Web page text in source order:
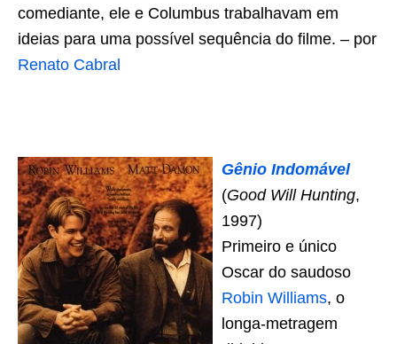
comediante, ele e Columbus trabalhavam em
ideias para uma possível sequência do filme. – por
Renato Cabral
Gênio Indomável
(Good Will Hunting,
1997)
Primeiro e único
Oscar do saudoso
Robin Williams, o
longa-metragem